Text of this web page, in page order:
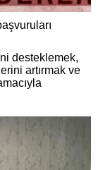
desteklemek,
artırmak ve